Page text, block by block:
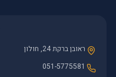
ראובן ברקת 24, חולון
051-5775581